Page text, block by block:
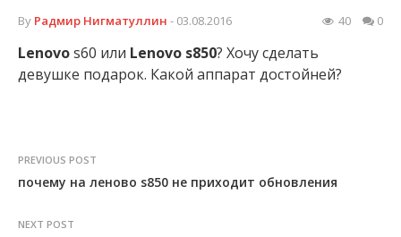
By Радмир Нигматуллин - 03.08.2016 40 0
Lenovos60 или Lenovo s850? Хочу сделать
девушке подарок. Какой аппарат достойней?
PREVIOUS POST
почему на леново s850 не приходит обновления
NEXT POST